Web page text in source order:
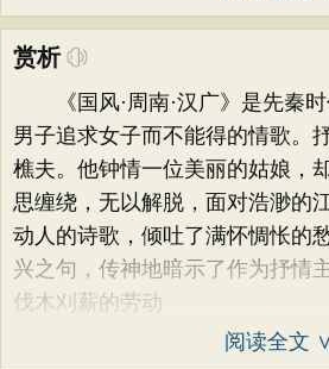
赏析
《国风·周南·汉广》是先秦时
男子追求女子而不能得的情歌。
樵夫。他钟情一位美丽的姑娘，
思缠绕，无以解脱，面对浩渺的
动人的诗歌，倾吐了满怀惆怅的
兴之句，传神地暗示了作为抒情
伐木刈薪的劳动
阅读全文